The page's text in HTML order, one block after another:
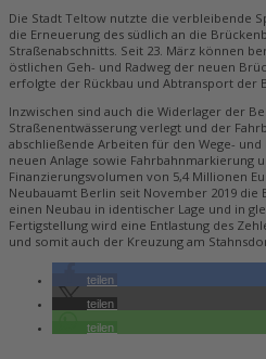
Die Stadt Teltow nutzte die verbleibende
die Erneuerung des südlich an die
Straßenabschnitts. Seit 23. März können
östlichen Geh- und Radweg der neuen
erfolgte der Rückbau und Abtransport der
Inzwischen sind auch die Widerlager der
Straßenentwässerung verlegt und der
abschließende Arbeiten für den Wege-
neuen Anlage sowie Fahrbahnmarkierung
Finanzierungsvolumen von 5,4 Millionen
Neubauamt Berlin seit November 2019
einen Neubau in identischer Lage und in
Fertigstellung wird eine Entlastung des
und somit auch der Kreuzung am
teilen
teilen
teilen